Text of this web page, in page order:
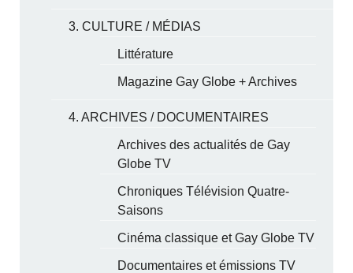
3. CULTURE / MÉDIAS
Littérature
Magazine Gay Globe + Archives
4. ARCHIVES / DOCUMENTAIRES
Archives des actualités de Gay
Globe TV
Chroniques Télévision Quatre-
Saisons
Cinéma classique et Gay Globe TV
Documentaires et émissions TV